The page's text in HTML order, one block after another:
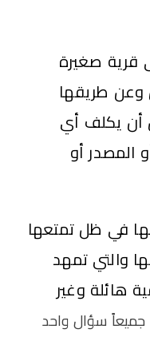
قرية صغيرة
طريقها
أن يكلف أي
المصدر أو
في ظل تمتعها
والتي تمهد
هائلة وغير
جميعاً سؤال واحد